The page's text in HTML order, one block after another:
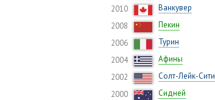
2010
Ванкувер
2008
Пекин
2006
Турин
2004
Афины
2002
Солт-Лейк-Сити
2000
Сидней